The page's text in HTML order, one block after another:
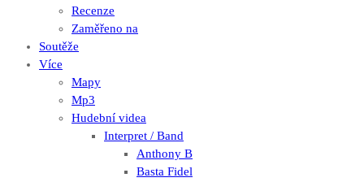
Recenze
Zaměřeno na
Soutěže
Více
Mapy
Mp3
Hudební videa
Interpret / Band
Anthony B
Basta Fidel